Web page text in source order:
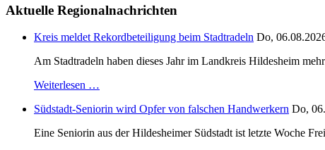
Aktuelle Regionalnachrichten
Kreis meldet Rekordbeteiligung beim Stadtradeln Do,
Am Stadtradeln haben dieses Jahr im Landkreis Hildesheim
Weiterlesen …
Südstadt-Seniorin wird Opfer von falschen Handwerkern Do,
Eine Seniorin aus der Hildesheimer Südstadt ist letzte Woche